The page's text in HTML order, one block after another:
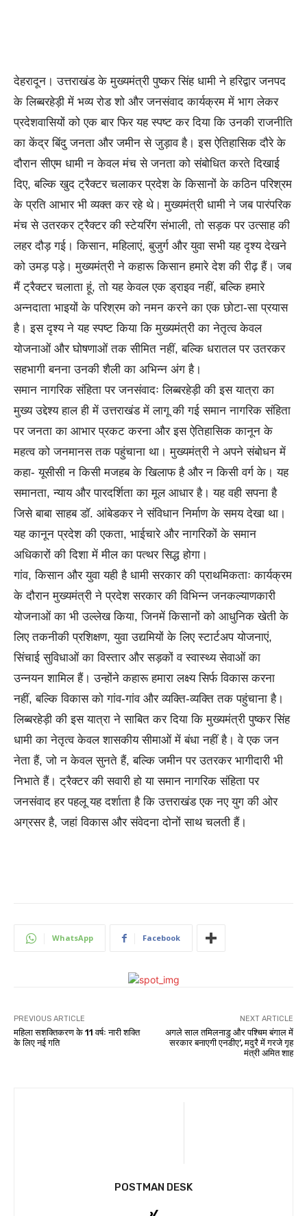
देहरादून। उत्तराखंड के मुख्यमंत्री पुष्कर सिंह धामी ने हरिद्वार जनपद
के लिब्बरहेड़ी में भव्य रोड शो और जनसंवाद कार्यक्रम में भाग लेकर
प्रदेशवासियों को एक बार फिर यह स्पष्ट कर दिया कि उनकी राजनीति
का केंद्र बिंदु जनता और जमीन से जुड़ाव है। इस ऐतिहासिक दौरे के
दौरान सीएम धामी न केवल मंच से जनता को संबोधित करते दिखाई
दिए, बल्कि खुद ट्रैक्टर चलाकर प्रदेश के किसानों के कठिन परिश्रम
के प्रति आभार भी व्यक्त कर रहे थे। मुख्यमंत्री धामी ने जब पारंपरिक
मंच से उतरकर ट्रैक्टर की स्टेयरिंग संभाली, तो सड़क पर उत्साह की
लहर दौड़ गई। किसान, महिलाएं, बुजुर्ग और युवा सभी यह दृश्य देखने
को उमड़ पड़े। मुख्यमंत्री ने कहारू किसान हमारे देश की रीढ़ हैं। जब
मैं ट्रैक्टर चलाता हूं, तो यह केवल एक ड्राइव नहीं, बल्कि हमारे
अन्नदाता भाइयों के परिश्रम को नमन करने का एक छोटा-सा प्रयास
है। इस दृश्य ने यह स्पष्ट किया कि मुख्यमंत्री का नेतृत्व केवल
योजनाओं और घोषणाओं तक सीमित नहीं, बल्कि धरातल पर उतरकर
सहभागी बनना उनकी शैली का अभिन्न अंग है।
समान नागरिक संहिता पर जनसंवादः लिब्बरहेड़ी की इस यात्रा का
मुख्य उद्देश्य हाल ही में उत्तराखंड में लागू की गई समान नागरिक संहिता
पर जनता का आभार प्रकट करना और इस ऐतिहासिक कानून के
महत्व को जनमानस तक पहुंचाना था। मुख्यमंत्री ने अपने संबोधन में
कहा- यूसीसी न किसी मजहब के खिलाफ है और न किसी वर्ग के। यह
समानता, न्याय और पारदर्शिता का मूल आधार है। यह वही सपना है
जिसे बाबा साहब डॉ. आंबेडकर ने संविधान निर्माण के समय देखा था।
यह कानून प्रदेश की एकता, भाईचारे और नागरिकों के समान
अधिकारों की दिशा में मील का पत्थर सिद्ध होगा।
गांव, किसान और युवा यही है धामी सरकार की प्राथमिकताः कार्यक्रम
के दौरान मुख्यमंत्री ने प्रदेश सरकार की विभिन्न जनकल्याणकारी
योजनाओं का भी उल्लेख किया, जिनमें किसानों को आधुनिक खेती के
लिए तकनीकी प्रशिक्षण, युवा उद्यमियों के लिए स्टार्टअप योजनाएं,
सिंचाई सुविधाओं का विस्तार और सड़कों व स्वास्थ्य सेवाओं का
उन्नयन शामिल हैं। उन्होंने कहारू हमारा लक्ष्य सिर्फ विकास करना
नहीं, बल्कि विकास को गांव-गांव और व्यक्ति-व्यक्ति तक पहुंचाना है।
लिब्बरहेड़ी की इस यात्रा ने साबित कर दिया कि मुख्यमंत्री पुष्कर सिंह
धामी का नेतृत्व केवल शासकीय सीमाओं में बंधा नहीं है। वे एक जन
नेता हैं, जो न केवल सुनते हैं, बल्कि जमीन पर उतरकर भागीदारी भी
निभाते हैं। ट्रैक्टर की सवारी हो या समान नागरिक संहिता पर
जनसंवाद हर पहलू यह दर्शाता है कि उत्तराखंड एक नए युग की ओर
अग्रसर है, जहां विकास और संवेदना दोनों साथ चलती हैं।
WhatsApp Facebook
PREVIOUS ARTICLE
महिला सशक्तिकरण के 11 वर्षः नारी शक्ति
के लिए नई गति
NEXT ARTICLE
अगले साल तमिलनाडु और पश्चिम बंगाल में
सरकार बनाएगी एनडीए’, मदुरै में गरजे गृह
मंत्री अमित शाह
POSTMAN DESK